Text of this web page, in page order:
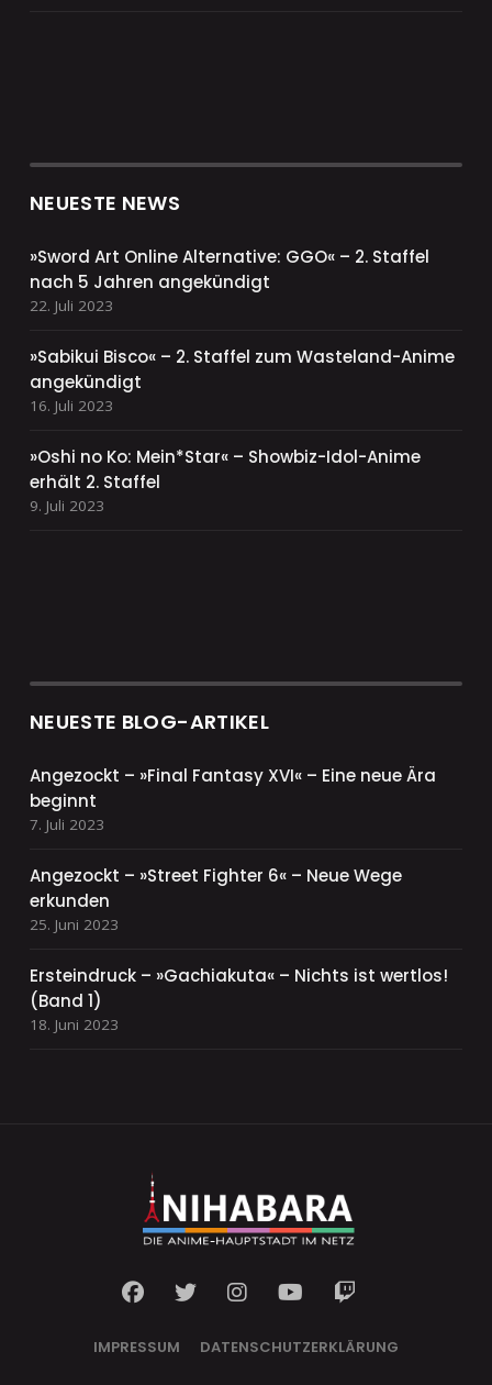
NEUESTE NEWS
»Sword Art Online Alternative: GGO« – 2. Staffel
nach 5 Jahren angekündigt
22. Juli 2023
»Sabikui Bisco« – 2. Staffel zum Wasteland-Anime
angekündigt
16. Juli 2023
»Oshi no Ko: Mein*Star« – Showbiz-Idol-Anime
erhält 2. Staffel
9. Juli 2023
NEUESTE BLOG-ARTIKEL
Angezockt – »Final Fantasy XVI« – Eine neue Ära
beginnt
7. Juli 2023
Angezockt – »Street Fighter 6« – Neue Wege
erkunden
25. Juni 2023
Ersteindruck – »Gachiakuta« – Nichts ist wertlos!
(Band 1)
18. Juni 2023
IMPRESSUM DATENSCHUTZERKLÄRUNG